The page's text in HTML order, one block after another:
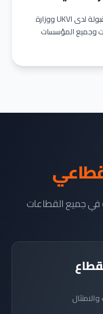
ترجماتنا العربية المعتمدة مقبولة لدى UKVI ووزارة
وجميع المؤسسات
في جميع القطاعات